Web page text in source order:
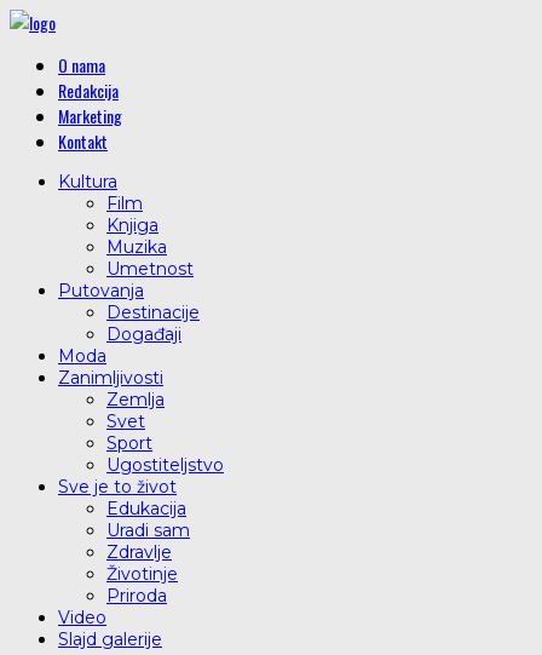
O nama
Redakcija
Marketing
Kontakt
Kultura
Film
Knjiga
Muzika
Umetnost
Putovanja
Destinacije
Događaji
Moda
Zanimljivosti
Zemlja
Svet
Sport
Ugostiteljstvo
Sve je to život
Edukacija
Uradi sam
Zdravlje
Životinje
Priroda
Video
Slajd galerije